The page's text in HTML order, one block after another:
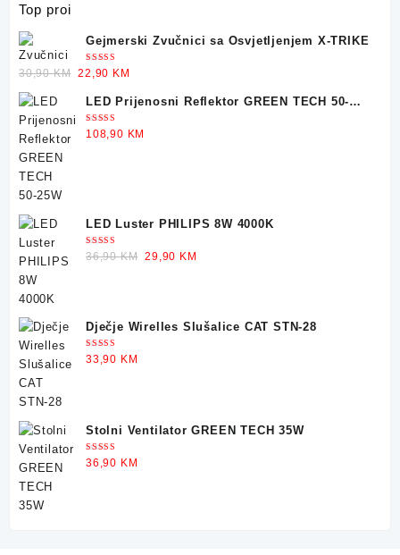
Top proi
Gejmerski Zvučnici sa Osvjetljenjem X-TRIKE
Ocjenjeno
5.00 od 5
30,90KM Original
was:
30,90 KM.
22,90 KM
is:
22,90 KM.
LED Prijenosni Reflektor GREEN TECH 50-
25W
Ocjenjeno
5.00od 5
108,90 KM
LED Luster PHILIPS 8W 4000K
Ocjenjeno
5.00od 5
36,90KM Original
29,90 KM
Dječje Wirelles Slušalice CAT STN-28
Ocjenjeno
5.00od 5
33,90 KM
Stolni Ventilator GREEN TECH 35W
Ocjenjeno
5.00od 5
36,90 KM